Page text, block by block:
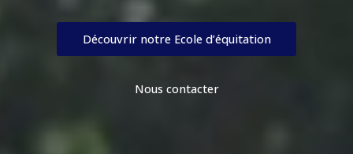
Découvrir notre Ecole d’équitation
Nous contacter